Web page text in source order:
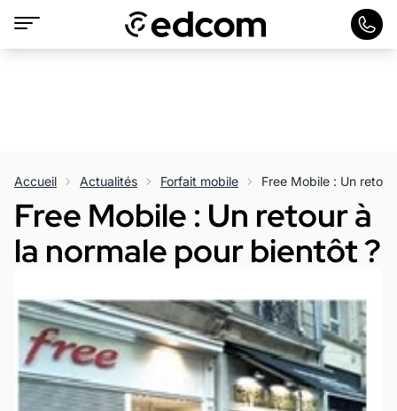
Accueil Actualités Forfait mobile Free Mobile : Un
Free Mobile : Un retour à
la normale pour bientôt ?